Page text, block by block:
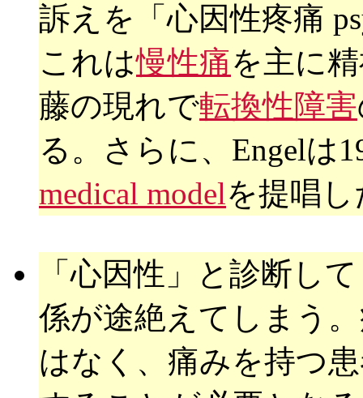
訴えを「心因性疼痛
これは慢性痛を主に
藤の現れで転換性障害
る。さらに、Engelは
medical modelを提唱し
「心因性」と診断し
係が途絶えてしまう
はなく、痛みを持つ